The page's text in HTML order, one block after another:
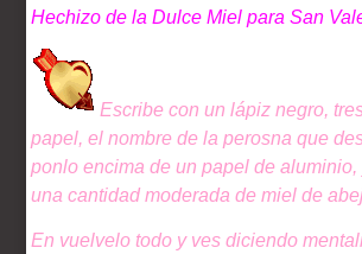
Hechizo de la Dulce Miel para San
Escribe con un lápiz negro,
papel, el nombre de la perosna que
ponlo encima de un papel de
una cantidad moderada de miel de
En vuelvelo todo y ves diciendo